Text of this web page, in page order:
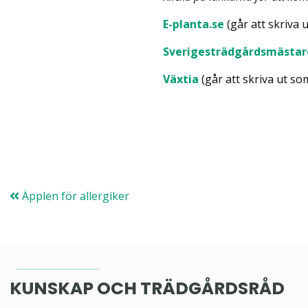
E-planta.se (går att skriva
Växtia (går att skriva ut
Äpplen för allergiker
KUNSKAP OCH TRÄDGÅRDSRÅD